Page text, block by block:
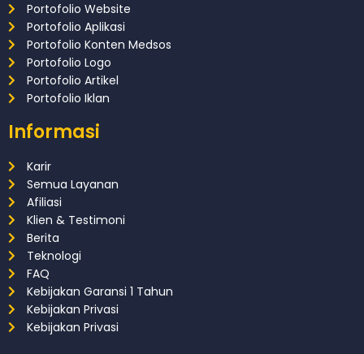
Portofolio Website
Portofolio Aplikasi
Portofolio Konten Medsos
Portofolio Logo
Portofolio Artikel
Portofolio Iklan
Informasi
Karir
Semua Layanan
Afiliasi
Klien & Testimoni
Berita
Teknologi
FAQ
Kebijakan Garansi 1 Tahun
Kebijakan Privasi
Kebijakan Privasi